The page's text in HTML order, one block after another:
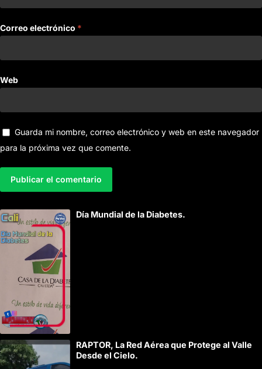
Correo electrónico *
Web
Guarda mi nombre, correo electrónico y web en este navegador
para la próxima vez que comente.
l
t
t
i
v
e
Día Mundial de la Diabetes.
RAPTOR, La Red Aérea que Protege al Valle
Desde el Cielo.